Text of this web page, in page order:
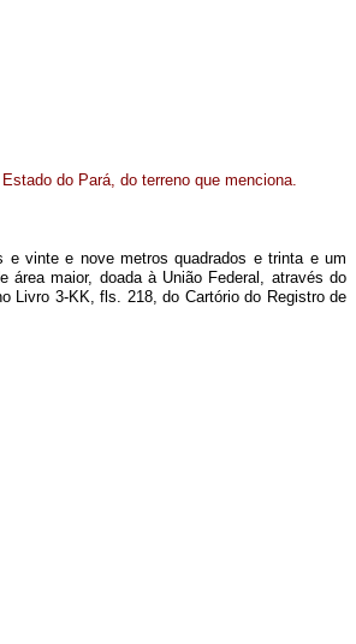
do Pará, do terreno que menciona.
e vinte e nove metros quadrados e trinta e um
área maior, doada à União Federal, através do
Livro 3-KK, fls. 218, do Cartório do Registro de